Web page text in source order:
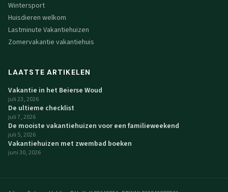
Wintersport
Huisdieren welkom
Lastminute Vakantiehuizen
Zomervakantie vakantiehuis
LAATSTE ARTIKELEN
Vakantie in het Beierse Woud
juli 23, 2026
De ultieme checklist
juli 7, 2026
De mooiste vakantiehuizen voor een familieweekend
juli 5, 2026
Vakantiehuizen met zwembad boeken
juni 30, 2026